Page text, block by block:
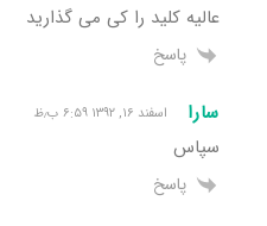
عالیه کلید را کی می گذارید
پاسخ
سارا اسفند ۱۶, ۱۳۹۲ ۶:۵۹ ب٫ظ
سپاس
پاسخ